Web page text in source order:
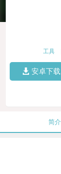
工具
安卓下载
简介